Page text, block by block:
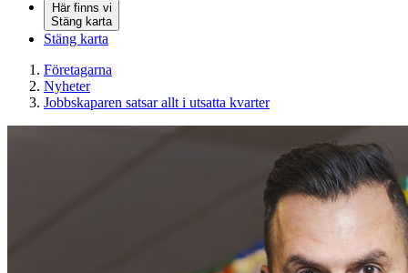
Här finns vi
Stäng karta
Stäng karta
Företagarna
Nyheter
Jobbskaparen satsar allt i utsatta kvarter